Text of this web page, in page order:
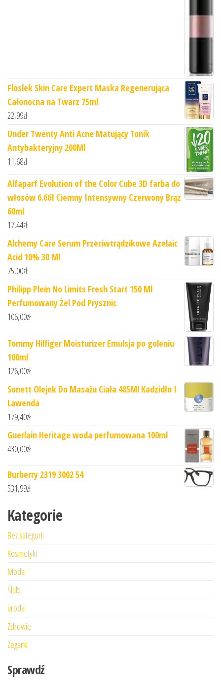
Floslek Skin Care Expert Maska Regenerująca
Całonocna na Twarz 75ml
22,99zł
Under Twenty Anti Acne Matujący Tonik
Antybakteryjny 200Ml
11,68zł
Alfaparf Evolution of the Color Cube 3D farba do
włosów 6.66I Ciemny Intensywny Czerwony Brąz
60ml
17,44zł
Alchemy Care Serum Przeciwtrądzikowe Azelaic
Acid 10% 30 Ml
75,00zł
Philipp Plein No Limits Fresh Start 150 Ml
Perfumowany Żel Pod Prysznic
106,00zł
Tommy Hilfiger Moisturizer Emulsja po goleniu
100ml
126,00zł
Sonett Olejek Do Masażu Ciała 485Ml Kadzidło I
Lawenda
179,40zł
Guerlain Heritage woda perfumowana 100ml
430,00zł
Burberry 2319 3002 54
531,99zł
Kategorie
Bez kategorii
Kosmetyki
Moda
Ślub
uroda
Zdrowie
Zegarki
Sprawdź